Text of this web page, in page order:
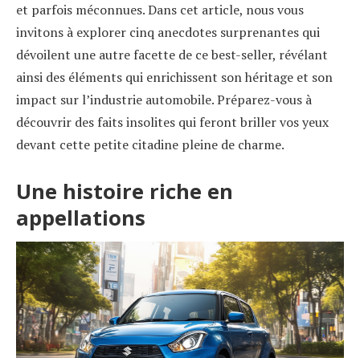
et parfois méconnues. Dans cet article, nous vous
invitons à explorer cinq anecdotes surprenantes qui
dévoilent une autre facette de ce best-seller, révélant
ainsi des éléments qui enrichissent son héritage et son
impact sur l’industrie automobile. Préparez-vous à
découvrir des faits insolites qui feront briller vos yeux
devant cette petite citadine pleine de charme.
Une histoire riche en
appellations